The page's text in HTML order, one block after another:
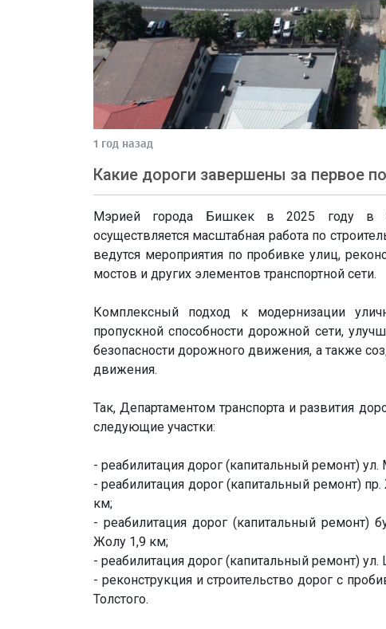
1 год назад
Какие дороги завершены за первое
Мэрией города Бишкек в 2025 году в
осуществляется масштабная работа по
ведутся мероприятия по пробивке улиц,
мостов и других элементов транспортной сети.
Комплексный подход к модернизации
пропускной способности дорожной сети,
безопасности дорожного движения, а также
движения.
Так, Департаментом транспорта и развития
следующие участки:
- реабилитация дорог (капитальный ремонт)
- реабилитация дорог (капитальный ремонт)
км;
- реабилитация дорог (капитальный ремонт)
Жолу 1,9 км;
- реабилитация дорог (капитальный ремонт)
- реконструкция и строительство дорог с
Толстого.